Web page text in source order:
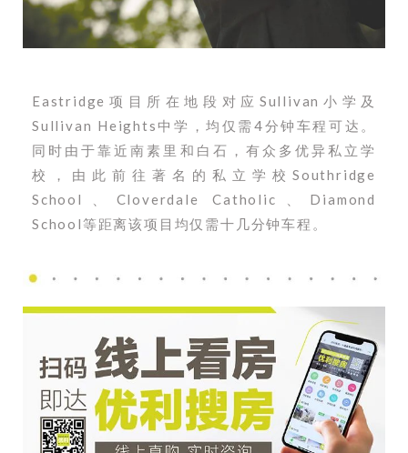
Eastridge项目所在地段对应Sullivan小学及
Sullivan Heights中学，均仅需4分钟车程可达。
同时 由于靠近南素里和白石，有众多优异私立学
校，由此前往著名的私立学校Southridge
School、Cloverdale Catholic、Diamond
School等距离该项目均仅需十几分钟车程。